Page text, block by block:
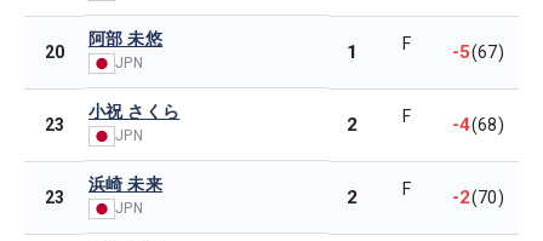
20
阿部 未悠
JPN 1 F -5(67)
23
小祝 さくら
JPN 2 F -4(68)
23
浜崎 未来
JPN 2 F -2(70)